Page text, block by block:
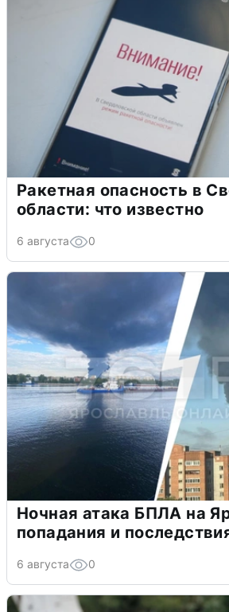
Ракетная опасность в
области: что известно
6 августа 0
Ночная атака БПЛА на
попадания и
6 августа 0